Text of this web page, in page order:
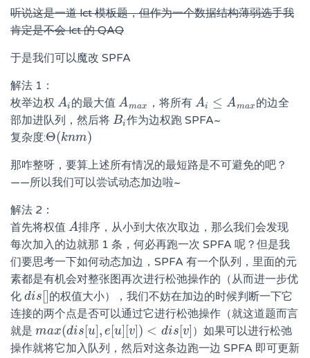
听说这是一道 lct 模板题，但作为一个数据结构薄弱选手我
肯定是不会 lct 的 QAQ
于是我们可以魔改 SPFA
解法 1：
枚举边权 Ai
Ai 的最大值Amax
Amax ，将所有 Ai ≤ Amax
Ai≤ Amax
的边全
部加进队列，然后将 Bi
Bi 作为边权跑 SPFA~
复杂度:Θ(knm)
Θ(knm)
那咋整呀，要算上述所有情况的最短路是不可避免的吧？
——所以我们可以尝试动态加边啦~
解法 2：
首先将权值 A
A排序，从小到大依次取边，那么我们会发现
每次加入的边就那 1 条，何必再跑一次 SPFA 呢？但是我
们要思考一下如何动态加边，SPFA 有一个队列，里面的元
素都是有机会对整张图再次进行松弛操作的（从而进一步优
化 dis []
dis[ 的权值大小），我们不妨在加边的时候判断一下它
连接的两个点是否可以通过它进行松弛操作（就这道题而言
就是 max(dis [u], e [u] [v]) < dis [v]
max(dis[u ],e [ u] [v )< d s[ ]
）如果可以进行松弛
操作就将它加入队列，然后对这条边跑一边 SPFA 即可更新